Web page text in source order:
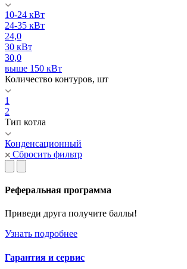
10-24 кВт
24-35 кВт
24,0
30 кВт
30,0
выше 150 кВт
Количество контуров, шт
1
2
Тип котла
Конденсационный
Сбросить фильтр
Реферальная программа
Приведи друга получите баллы!
Узнать подробнее
Гарантия и сервис